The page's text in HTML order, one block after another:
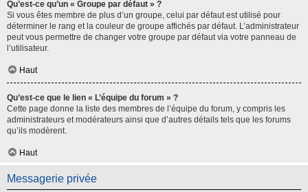
Qu’est-ce qu’un « Groupe par défaut » ?
Si vous êtes membre de plus d’un groupe, celui par défaut est utilisé pour
déterminer le rang et la couleur de groupe affichés par défaut. L’administrateur
peut vous permettre de changer votre groupe par défaut via votre panneau de
l’utilisateur.
Haut
Qu’est-ce que le lien « L’équipe du forum » ?
Cette page donne la liste des membres de l’équipe du forum, y compris les
administrateurs et modérateurs ainsi que d’autres détails tels que les forums
qu’ils modèrent.
Haut
Messagerie privée